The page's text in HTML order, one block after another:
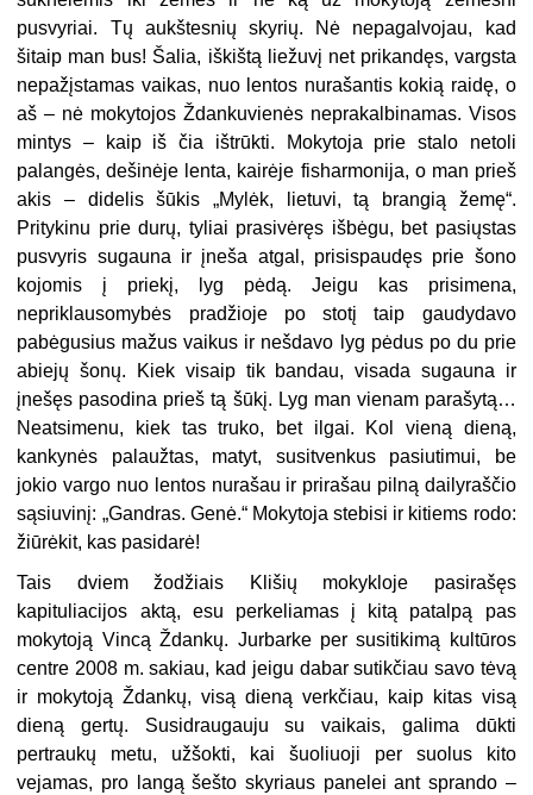
pusvyriai. Tų aukštesnių skyrių. Nė nepagalvojau, kad
šitaip man bus! Šalia, iškištą liežuvį net prikandęs, vargsta
nepažįstamas vaikas, nuo lentos nurašantis kokią raidę, o
aš – nė mokytojos Ždankuvienės neprakalbinamas. Visos
mintys – kaip iš čia ištrūkti. Mokytoja prie stalo netoli
palangės, dešinėje lenta, kairėje fisharmonija, o man prieš
akis – didelis šūkis „Mylėk, lietuvi, tą brangią žemę“.
Pritykinu prie durų, tyliai prasivėręs išbėgu, bet pasiųstas
pusvyris sugauna ir įneša atgal, prisispaudęs prie šono
kojomis į priekį, lyg pėdą. Jeigu kas prisimena,
nepriklausomybės pradžioje po stotį taip gaudydavo
pabėgusius mažus vaikus ir nešdavo lyg pėdus po du prie
abiejų šonų. Kiek visaip tik bandau, visada sugauna ir
įnešęs pasodina prieš tą šūkį. Lyg man vienam parašytą…
Neatsimenu, kiek tas truko, bet ilgai. Kol vieną dieną,
kankynės palaužtas, matyt, susitvenkus pasiutimui, be
jokio vargo nuo lentos nurašau ir prirašau pilną dailyraščio
sąsiuvinį: „Gandras. Genė.“ Mokytoja stebisi ir kitiems rodo:
žiūrėkit, kas pasidarė!
Tais dviem žodžiais Klišių mokykloje pasirašęs
kapituliacijos aktą, esu perkeliamas į kitą patalpą pas
mokytoją Vincą Ždankų. Jurbarke per susitikimą kultūros
centre 2008 m. sakiau, kad jeigu dabar sutikčiau savo tėvą
ir mokytoją Ždankų, visą dieną verkčiau, kaip kitas visą
dieną gertų. Susidraugauju su vaikais, galima dūkti
pertraukų metu, užšokti, kai šuoliuoji per suolus kito
vejamas, pro langą šešto skyriaus panelei ant sprando –